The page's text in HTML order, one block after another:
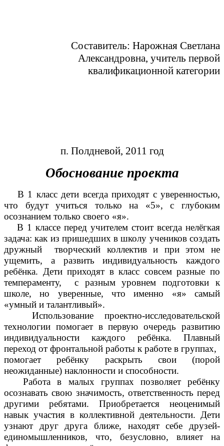
Составитель: Нарожная Светлана
Александровна, учитель первой
квалификационной категории
п. Полдневой, 2011 год
Обоснование проекта
В 1 класс дети всегда приходят с уверенностью,
что будут учиться только на «5», с глубоким
осознанием только своего «я».
В 1 классе перед учителем стоит всегда нелёгкая
задача: как из пришедших в школу учеников создать
дружный творческий коллектив и при этом не
ущемить, а развить индивидуальность каждого
ребёнка. Дети приходят в класс совсем разные по
темпераменту, с разным уровнем подготовки к
школе, но уверенные, что именно «я» самый
«умный и талантливый».
Использование проектно-исследовательской
технологии помогает в первую очередь развитию
индивидуальности каждого ребёнка. Плавный
переход от фронтальной работы к работе в группах,
помогает ребёнку раскрыть свои (порой
неожиданные) наклонности и способности.
Работа в малых группах позволяет ребёнку
осознавать свою значимость, ответственность перед
другими ребятами. Приобретается неоценимый
навык участия в коллективной деятельности. Дети
узнают друг друга ближе, находят себе друзей-
единомышленников, что, безусловно, влияет на